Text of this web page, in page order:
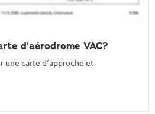
d’aérodrome VAC?
carte d’approche et